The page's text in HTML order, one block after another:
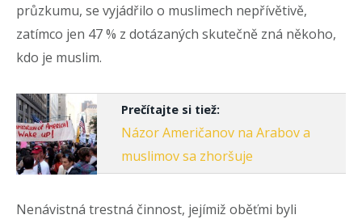
průzkumu, se vyjádřilo o muslimech nepřívětivě,
zatímco jen 47 % z dotázaných skutečně zná někoho,
kdo je muslim.
Prečítajte si tiež:
Názor Američanov na Arabov a
muslimov sa zhoršuje
Nenávistná trestná činnost, jejímiž oběťmi byli